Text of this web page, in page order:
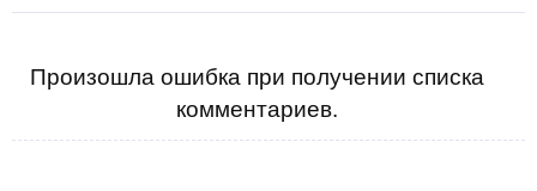
Произошла ошибка при получении списка
комментариев.